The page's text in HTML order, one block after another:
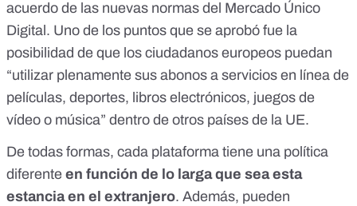
acuerdo de las nuevas normas del Mercado Único
Digital . Uno de los puntos que se aprobó fue la
posibilidad de que los ciudadanos europeos puedan
“utilizar plenamente sus abonos a servicios en línea de
películas, deportes, libros electrónicos, juegos de
vídeo o música” dentro de otros países de la UE.
De todas formas, cada plataforma tiene una política
diferente en función de lo larga que sea esta
estancia en el extranjero. Además, pueden